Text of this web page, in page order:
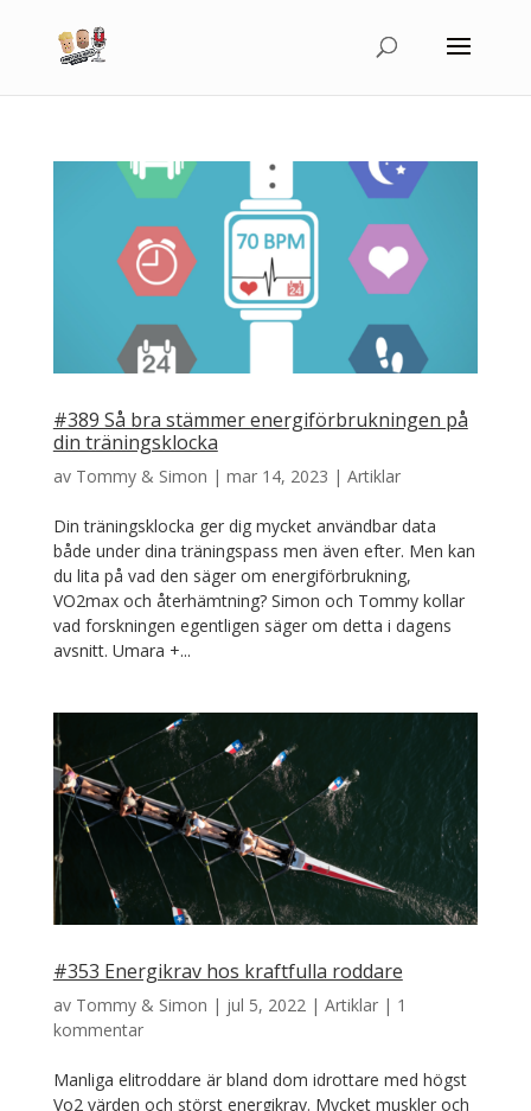
#389 Så bra stämmer energiförbrukningen på
din träningsklocka
av Tommy & Simon | mar 14, 2023 | Artiklar
Din träningsklocka ger dig mycket användbar data
både under dina träningspass men även efter. Men kan
du lita på vad den säger om energiförbrukning,
VO2max och återhämtning? Simon och Tommy kollar
vad forskningen egentligen säger om detta i dagens
avsnitt. Umara +...
#353 Energikrav hos kraftfulla roddare
av Tommy & Simon | jul 5, 2022| Artiklar| 1
kommentar
Manliga elitroddare är bland dom idrottare med högst
Vo2 värden och störst energikrav. Mycket muskler och